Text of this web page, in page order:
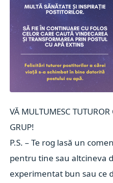
VĂ MULTUMESC TUTUROR
GRUP!
P.S. – Te rog lasă un
pentru tine sau altcineva
experimentat bun sau ce